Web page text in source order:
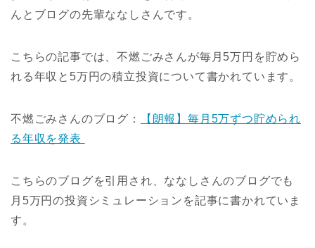
んとブログの先輩ななしさんです。
こちらの記事では、不燃ごみさんが毎月5万円を貯めら
れる年収と5万円の積立投資について書かれています。
不燃ごみさんのブログ：
【朗報】毎月5万ずつ貯められ
る年収を発表
こちらのブログを引用され、ななしさんのブログでも
月5万円の投資シミュレーションを記事に書かれていま
す。